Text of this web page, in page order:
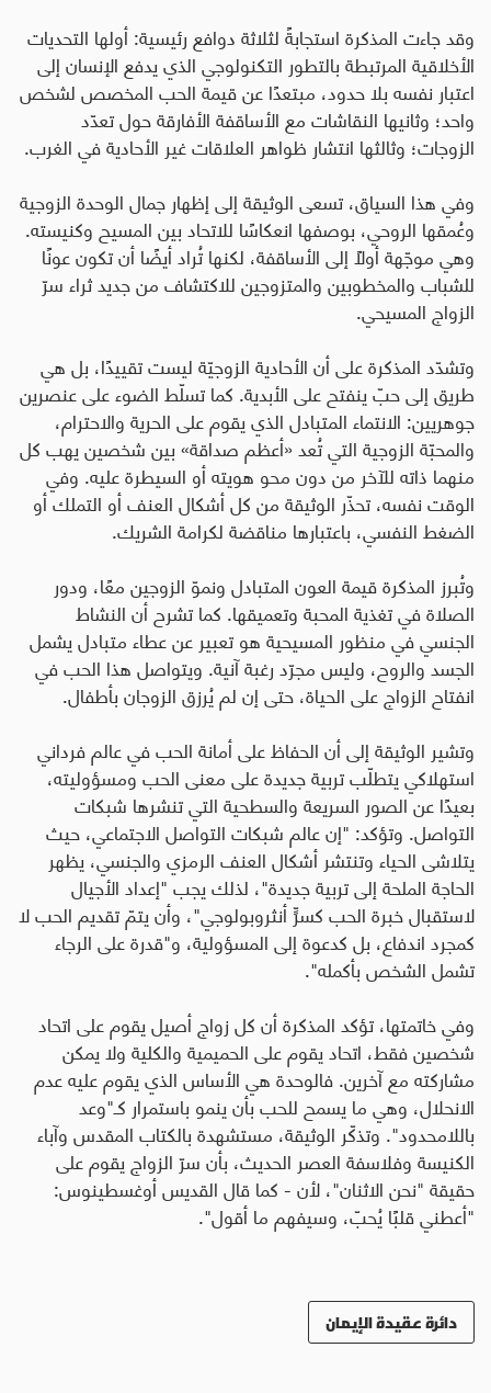
وقد جاءت المذكرة استجابةً لثلاثة دوافع رئيسية: أولها التحديات
الأخلاقية المرتبطة بالتطور التكنولوجي الذي يدفع الإنسان إلى
اعتبار نفسه بلا حدود، مبتعدًا عن قيمة الحب المخصص لشخص
واحد؛ وثانيها النقاشات مع الأساقفة الأفارقة حول تعدّد
الزوجات؛ وثالثها انتشار ظواهر العلاقات غير الأحادية في الغرب.
وفي هذا السياق، تسعى الوثيقة إلى إظهار جمال الوحدة الزوجية
وعُمقها الروحي، بوصفها انعكاسًا للاتحاد بين المسيح وكنيسته.
وهي موجّهة أولًا إلى الأساقفة، لكنها تُراد أيضًا أن تكون عونًا
للشباب والمخطوبين والمتزوجين للاكتشاف من جديد ثراء سرّ
الزواج المسيحي.
وتشدّد المذكرة على أن الأحادية الزوجيّة ليست تقييدًا، بل هي
طريق إلى حبّ ينفتح على الأبدية. كما تسلّط الضوء على عنصرين
جوهريين: الانتماء المتبادل الذي يقوم على الحرية والاحترام،
والمحبّة الزوجية التي تُعد «أعظم صداقة» بين شخصين يهب كل
منهما ذاته للآخر من دون محو هويته أو السيطرة عليه. وفي
الوقت نفسه، تحذّر الوثيقة من كل أشكال العنف أو التملك أو
الضغط النفسي، باعتبارها مناقضة لكرامة الشريك.
وتُبرز المذكرة قيمة العون المتبادل ونموّ الزوجين معًا، ودور
الصلاة في تغذية المحبة وتعميقها. كما تشرح أن النشاط
الجنسي في منظور المسيحية هو تعبير عن عطاء متبادل يشمل
الجسد والروح، وليس مجرّد رغبة آنية. ويتواصل هذا الحب في
انفتاح الزواج على الحياة، حتى إن لم يُرزق الزوجان بأطفال.
وتشير الوثيقة إلى أن الحفاظ على أمانة الحب في عالم فرداني
استهلاكي يتطلّب تربية جديدة على معنى الحب ومسؤوليته،
بعيدًا عن الصور السريعة والسطحية التي تنشرها شبكات
التواصل. وتؤكد: "إن عالم شبكات التواصل الاجتماعي، حيث
يتلاشى الحياء وتنتشر أشكال العنف الرمزي والجنسي، يظهر
الحاجة الملحة إلى تربية جديدة"، لذلك يجب "إعداد الأجيال
لاستقبال خبرة الحب كسرٍّ أنثروبولوجي"، وأن يتمّ تقديم الحب لا
كمجرد اندفاع، بل كدعوة إلى المسؤولية، و"قدرة على الرجاء
تشمل الشخص بأكمله".
وفي خاتمتها، تؤكد المذكرة أن كل زواج أصيل يقوم على اتحاد
شخصين فقط، اتحاد يقوم على الحميمية والكلية ولا يمكن
مشاركته مع آخرين. فالوحدة هي الأساس الذي يقوم عليه عدم
الانحلال، وهي ما يسمح للحب بأن ينمو باستمرار كـ"وعد
باللامحدود". وتذكّر الوثيقة، مستشهدة بالكتاب المقدس وآباء
الكنيسة وفلاسفة العصر الحديث، بأن سرّ الزواج يقوم على
حقيقة "نحن الاثنان"، لأن - كما قال القديس أوغسطينوس:
"أعطني قلبًا يُحبّ، وسيفهم ما أقول".
دائرة عقيدة الإيمان